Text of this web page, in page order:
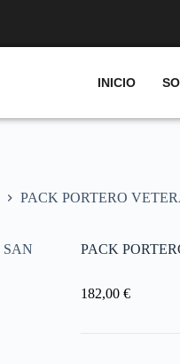
INICIO
PACK PORTERO
PACK
182,00 €